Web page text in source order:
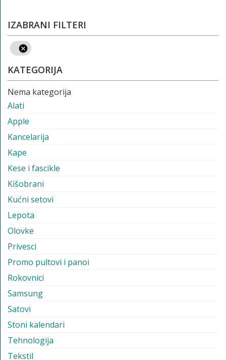
IZABRANI FILTERI
KATEGORIJA
Nema kategorija
Alati
Apple
Kancelarija
Kape
Kese i fascikle
Kišobrani
Kućni setovi
Lepota
Olovke
Privesci
Promo pultovi i panoi
Rokovnici
Samsung
Satovi
Stoni kalendari
Tehnologija
Tekstil